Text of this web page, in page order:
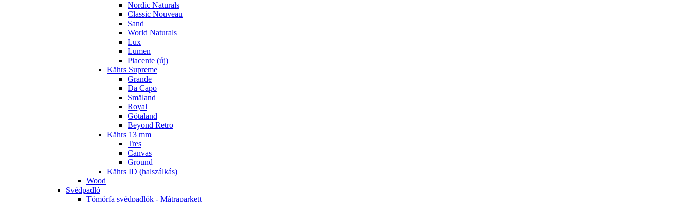
Nordic Naturals
Classic Nouveau
Sand
World Naturals
Lux
Lumen
Piacente (új)
Kährs Supreme
Grande
Da Capo
Smäland
Royal
Götaland
Beyond Retro
Kährs 13 mm
Tres
Canvas
Ground
Kährs ID (halszálkás)
Wood
Svédpadló
Tömörfa svédpadlók - Mátraparkett